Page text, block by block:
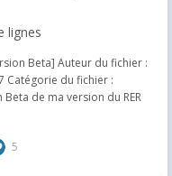
lignes
Beta] Auteur du fichier :
Catégorie du fichier :
de ma version du RER
5